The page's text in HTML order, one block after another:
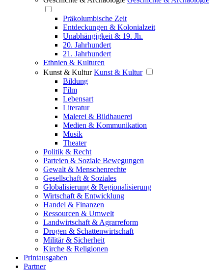
Präkolumbische Zeit
Entdeckungen & Kolonialzeit
Unabhängigkeit & 19. Jh.
20. Jahrhundert
21. Jahrhundert
Ethnien & Kulturen
Kunst & Kultur Kunst & Kultur
Bildung
Film
Lebensart
Literatur
Malerei & Bildhauerei
Medien & Kommunikation
Musik
Theater
Politik & Recht
Parteien & Soziale Bewegungen
Gewalt & Menschenrechte
Gesellschaft & Soziales
Globalisierung & Regionalisierung
Wirtschaft & Entwicklung
Handel & Finanzen
Ressourcen & Umwelt
Landwirtschaft & Agrarreform
Drogen & Schattenwirtschaft
Militär & Sicherheit
Kirche & Religionen
Printausgaben
Partner